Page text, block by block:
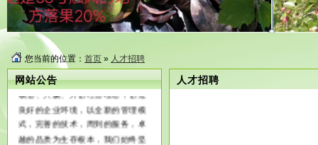
您当前的位置： 首页 » 人才招聘
网站公告
宁海才松油茶站业合作社主营：百
平黄、山茶油等产品。公司尊崇“踏
实、拼搏、责任”的企业精神，并以
诚信、共赢、开创经营理念，创造
良好的企业环境，以全新的管理模
式，完善的技术，周到的服务，卓
越的品质为生存根本，我们始终坚
人才招聘